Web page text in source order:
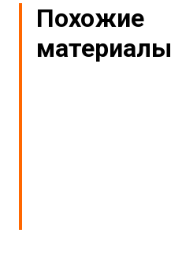
Похожие
материалы